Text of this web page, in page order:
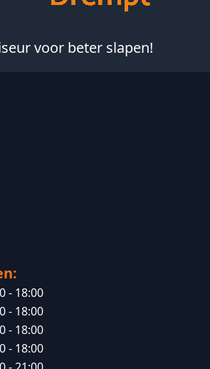
voor beter slapen!
- 18:00
- 18:00
- 18:00
- 18:00